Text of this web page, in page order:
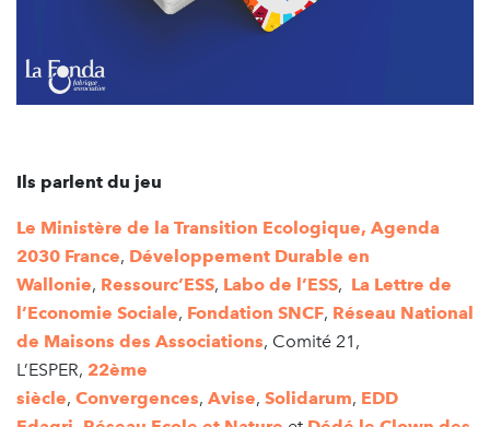
Ils parlent du jeu
Le Ministère de la Transition Ecologique, Agenda
2030 France, Développement Durable en
Wallonie, Ressourc’ESS, Labo de l’ESS, La Lettre de
l’Economie Sociale, Fondation SNCF, Réseau National
de Maisons des Associations, Comité 21,
L’ESPER, 22ème
siècle, Convergences, Avise, Solidarum, EDD